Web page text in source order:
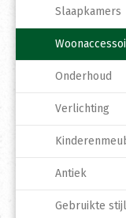
Slaapkamers
Onderhoud
Verlichting
Antiek
Gebruikte